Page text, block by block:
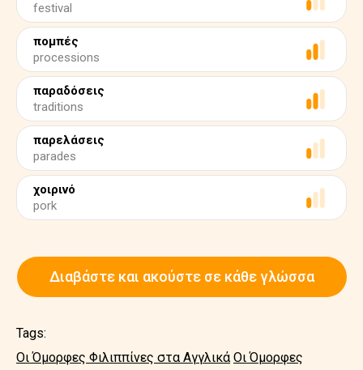
festival
πομπές
processions
παραδόσεις
traditions
παρελάσεις
parades
χοιρινό
pork
Διαβάστε και ακούστε σε κάθε γλώσσα
Tags:
Οι Όμορφες Φιλιππίνες στα Αγγλικά Οι Όμορφες